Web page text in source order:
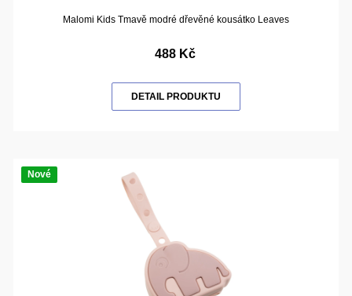
Malomi Kids Tmavě modré dřevěné kousátko Leaves
488 Kč
DETAIL PRODUKTU
Nové